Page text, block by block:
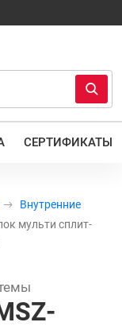
СЕРТИФИКАТЫ
Внутренние
мульти сплит-